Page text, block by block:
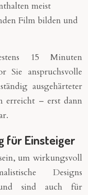
meist
Film bilden und
15 Minuten
Sie anspruchsvolle
ausgehärteter
erreicht – erst dann
für Einsteiger
um wirkungsvoll
Designs
sind auch für